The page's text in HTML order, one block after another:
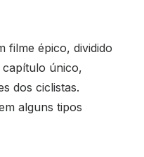
filme épico, dividido
capítulo único,
dos ciclistas.
alguns tipos